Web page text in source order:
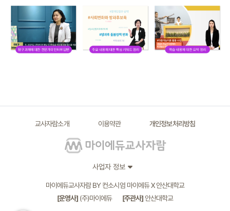
교사자람소개 이용약관 개인정보처리방침
사업자 정보
마이에듀교사자람 BY 컨소시엄 마이에듀 X 안산대학교
[운영사] (주)마이에듀 [주관사]안산대학교